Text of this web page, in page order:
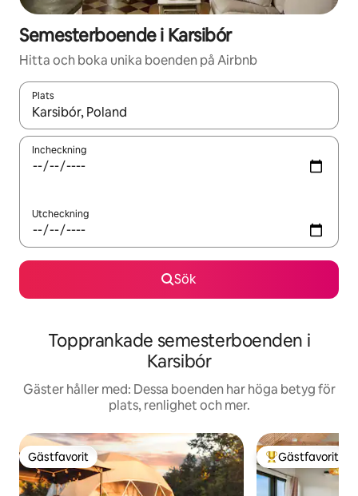
Semesterboende i Karsibór
Hitta och boka unika boenden på Airbnb
Plats
När resultaten är tillgängliga kan du navigera med upp- och
Incheckning
Utcheckning
Sök
Topprankade semesterboenden i
Karsibór
Gäster håller med: Dessa boenden har höga betyg för
plats, renlighet och mer.
Gästfavorit
Gästfavorit Populär
Gästfavorit